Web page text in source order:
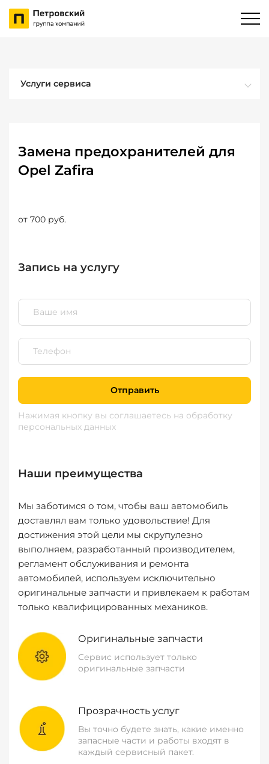
Услуги сервиса
Замена предохранителей для
Opel Zafira
от 700 руб.
Запись на услугу
Отправить
Нажимая кнопку вы соглашаетесь на обработку
персональных данных
Наши преимущества
Мы заботимся о том, чтобы ваш автомобиль
доставлял вам только удовольствие! Для
достижения этой цели мы скрупулезно
выполняем, разработанный производителем,
регламент обслуживания и ремонта
автомобилей, используем исключительно
оригинальные запчасти и привлекаем к работам
только квалифицированных механиков.
Оригинальные запчасти
Сервис использует только
оригинальные запчасти
Прозрачность услуг
Вы точно будете знать, какие именно
запасные части и работы входят в
каждый сервисный пакет.